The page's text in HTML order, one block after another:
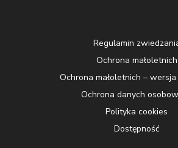
Regulamin
Ochrona małoletnich
Ochrona małoletnich –
Ochrona danych
Polityka cookies
Dostępność